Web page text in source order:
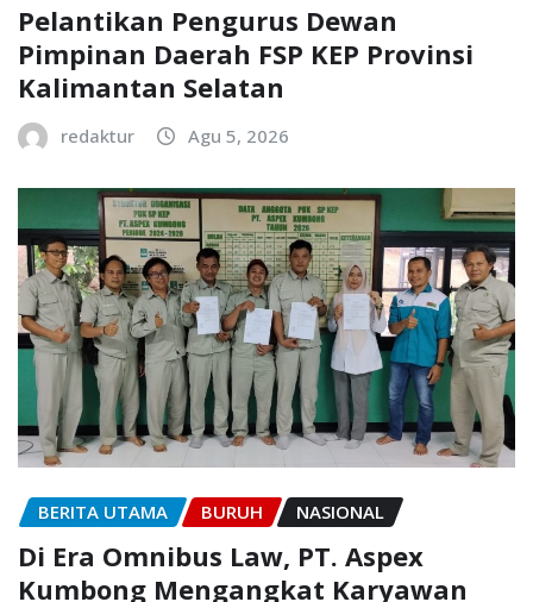
Pelantikan Pengurus Dewan
Pimpinan Daerah FSP KEP Provinsi
Kalimantan Selatan
redaktur Agu 5, 2026
BERITA UTAMA BURUH NASIONAL
Di Era Omnibus Law, PT. Aspex
Kumbong Mengangkat Karyawan